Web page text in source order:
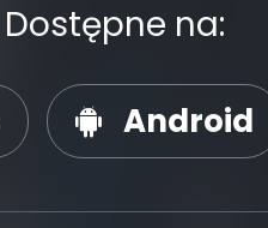
Dostępne na:
Android